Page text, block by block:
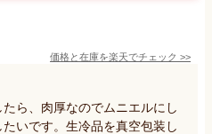
価格と在庫を楽天でチェック >>
ら、肉厚なのでムニエルにし
いです。生冷品を真空包装し